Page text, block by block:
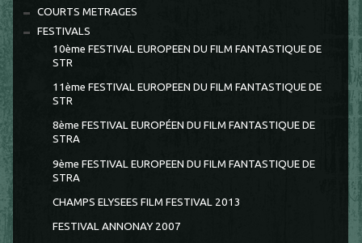
COURTS METRAGES
FESTIVALS
10ème FESTIVAL EUROPEEN DU FILM FANTASTIQUE DE
STR
11ème FESTIVAL EUROPEEN DU FILM FANTASTIQUE DE
STR
8ème FESTIVAL EUROPÉEN DU FILM FANTASTIQUE DE
STRA
9ème FESTIVAL EUROPEEN DU FILM FANTASTIQUE DE
STRA
CHAMPS ELYSEES FILM FESTIVAL 2013
FESTIVAL ANNONAY 2007